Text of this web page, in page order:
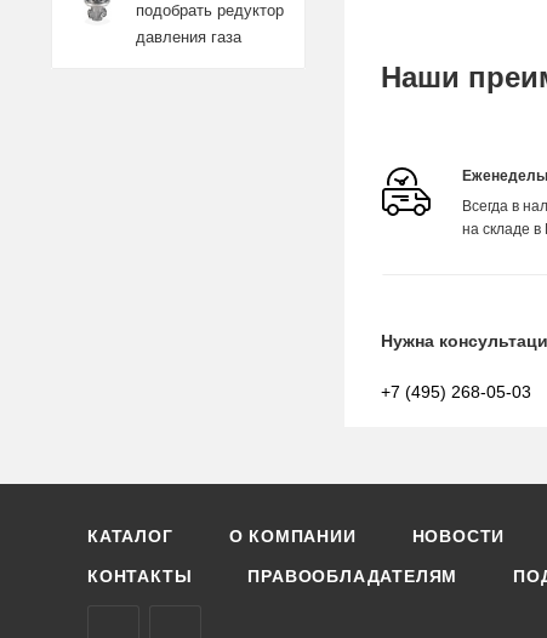
Наши
Всегда в
на складе в
Нужна
+7 (495) 268-05-03
подобрать редуктор
давления газа
КАТАЛОГ О КОМПАНИИ НОВОСТИ
КОНТАКТЫ ПРАВООБЛАДАТЕЛЯМ